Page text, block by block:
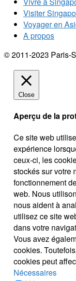
Visiter
Voyager en
A propos
© 2011-2023 Paris-
Close
Aperçu de la
Ce site web
expérience
ceux-ci, les
stockés sur votre
fonctionnement
web. Nous
nous aident à
utilisez ce site
dans votre
Vous avez
cookies.
cookies peut
Nécessaires